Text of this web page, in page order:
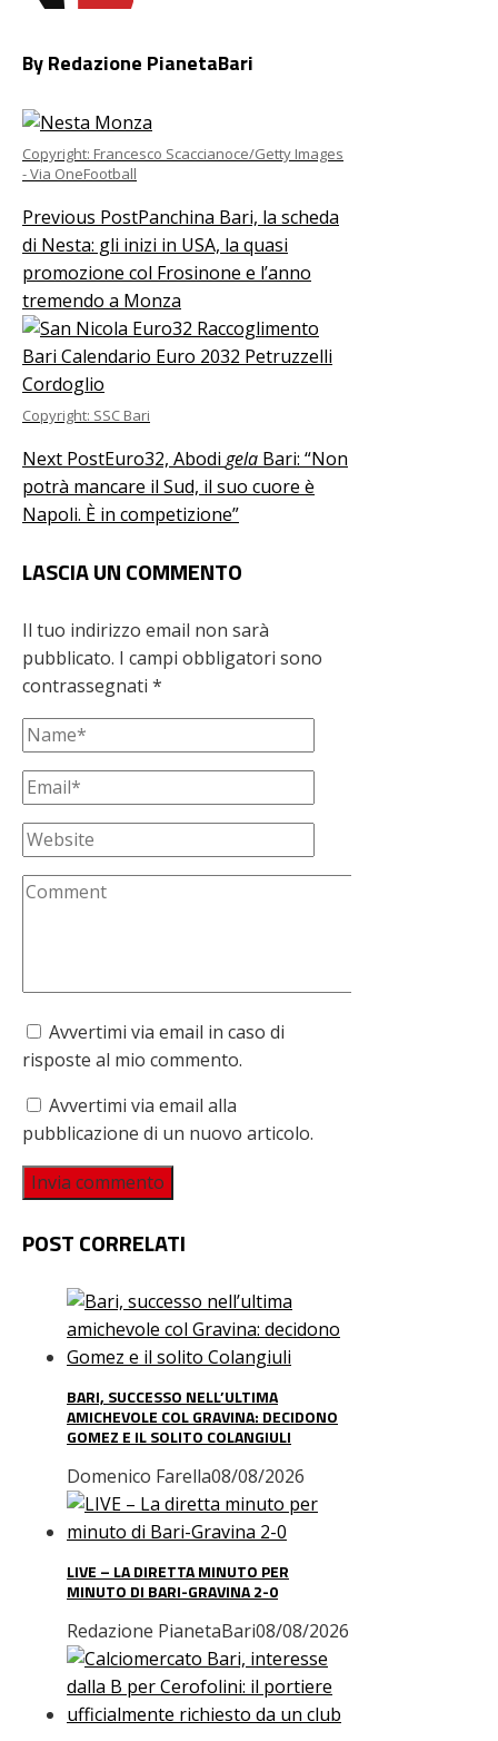
By Redazione PianetaBari
Copyright: Francesco Scaccianoce/Getty Images
- Via OneFootball
Previous PostPanchina Bari, la scheda
di Nesta: gli inizi in USA, la quasi
promozione col Frosinone e l’anno
tremendo a Monza
Copyright: SSC Bari
Next PostEuro32, Abodi gela Bari: “Non
potrà mancare il Sud, il suo cuore è
Napoli. È in competizione”
LASCIA UN COMMENTO
Il tuo indirizzo email non sarà
pubblicato. I campi obbligatori sono
contrassegnati *
Avvertimi via email in caso di
risposte al mio commento.
Avvertimi via email alla
pubblicazione di un nuovo articolo.
POST CORRELATI
BARI, SUCCESSO NELL’ULTIMA
AMICHEVOLE COL GRAVINA: DECIDONO
GOMEZ E IL SOLITO COLANGIULI
Domenico Farella08/08/2026
LIVE – LA DIRETTA MINUTO PER
MINUTO DI BARI-GRAVINA 2-0
Redazione PianetaBari08/08/2026